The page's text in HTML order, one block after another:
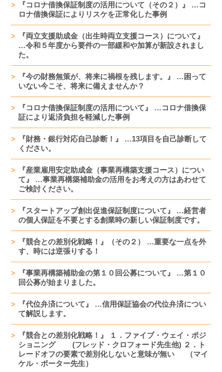
『コロナ借換保証制度の活用について（その２）』 …コ
ロナ借換保証によりリスケを正常化した事例
『両立支援助成金（出生時両立支援コース）について』
…令和５年度から要件の一部緩和や加算が新設されまし
た。
『今の財務無策が、将来に禍根を残します。』 …困って
いない今こそ、将来に備えませんか？
『コロナ借換保証制度の活用について』 …コロナ借換保
証により返済負担を軽減した事例
『財務・銀行対応自己診断！』 …13項目を自己診断して
ください。
『産業雇用安定助成金（事業再構築支援コース）につい
て』 …事業再構築補助金の活用をお考えの方はあわせて
ご検討ください。
『スタートアップ創出促進保証制度について』 …経営者
の個人保証を不要とする創業時の新しい保証制度です。
『競合との差別化戦略！』（その２） …重要な一点を外
す、時には逆張りする！
『事業再構築補助金の第１０回公募について』 …第１０
回公募が始まりました。
『代位弁済について』 …信用保証協会の代位弁済につい
て解説します。
『競合との差別化戦略！』 １．ファイブ・ウェイ・ポジ
ショニング (フレッド・クロフォード先生他) ２．ト
レードオフの要素で差別化しないと意味が無い （マイ
ケル・ポーター先生）